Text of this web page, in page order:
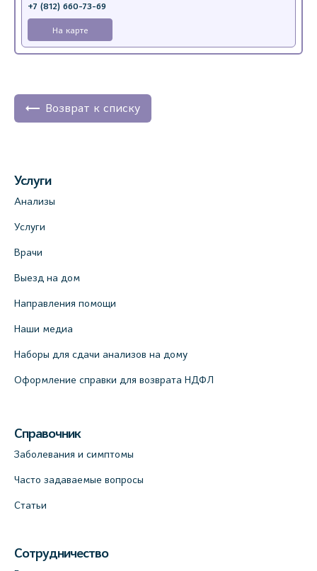
+7 (812) 660-73-69
На карте
Возврат к списку
Услуги
Анализы
Услуги
Врачи
Выезд на дом
Направления помощи
Наши медиа
Наборы для сдачи анализов на дому
Оформление справки для возврата НДФЛ
Справочник
Заболевания и симптомы
Часто задаваемые вопросы
Статьи
Сотрудничество